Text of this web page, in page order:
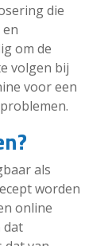
die
om de
volgen bij
voor een
als
worden
online
dat